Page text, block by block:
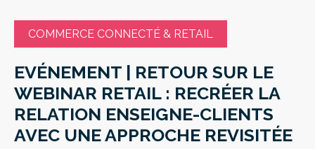
COMMERCE CONNECTÉ & RETAIL
EVÉNEMENT | RETOUR SUR LE
WEBINAR RETAIL : RECRÉER LA
RELATION ENSEIGNE-CLIENTS
AVEC UNE APPROCHE REVISITÉE